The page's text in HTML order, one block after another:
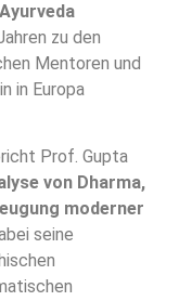
zu den
Mentoren und
in Europa
Prof. Gupta
von Dharma,
moderner
seine